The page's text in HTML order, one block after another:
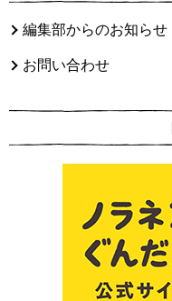
編集部からのお知らせ
お問い合わせ